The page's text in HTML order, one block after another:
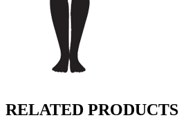
RELATED PRODUCTS